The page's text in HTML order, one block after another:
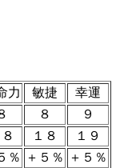
力 敏捷
幸運
８
９
１８
１９
％ ＋５％ ＋５％